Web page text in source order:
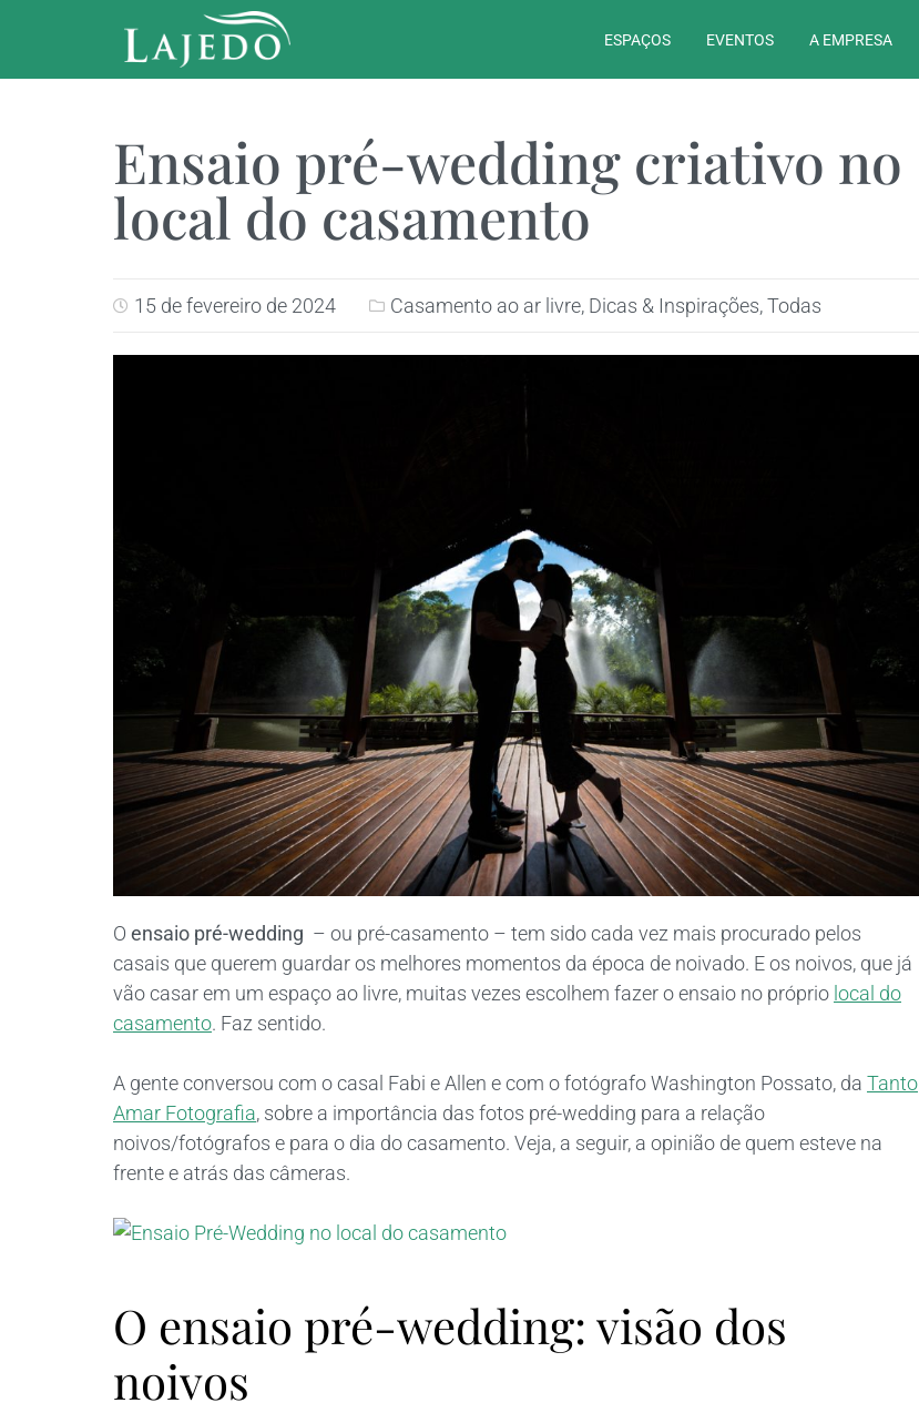
ESPAÇOS EVENTOS A EMPRESA
Ensaio pré-wedding criativo no
local do casamento
15 de fevereiro de 2024 Casamento ao ar livre, Dicas & Inspirações,Todas
O ensaio pré-wedding – ou pré-casamento – tem sido cada vez mais procurado pelos
casais que querem guardar os melhores momentos da época de noivado. E os noivos, que já
vão casar em um espaço ao livre, muitas vezes escolhem fazer o ensaio no próprio local do
casamento. Faz sentido.
A gente conversou com o casal Fabi e Allen e com o fotógrafo Washington Possato, da Tanto
Amar Fotografia, sobre a importância das fotos pré-wedding para a relação
noivos/fotógrafos e para o dia do casamento. Veja, a seguir, a opinião de quem esteve na
frente e atrás das câmeras.
O ensaio pré-wedding: visão dos
noivos